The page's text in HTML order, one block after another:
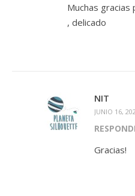
Muchas
, delicado
NIT
JUNIO 16,
Gracias!